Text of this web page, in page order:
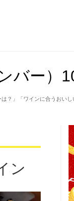
バー）
？」「ワインに合うおい
ン